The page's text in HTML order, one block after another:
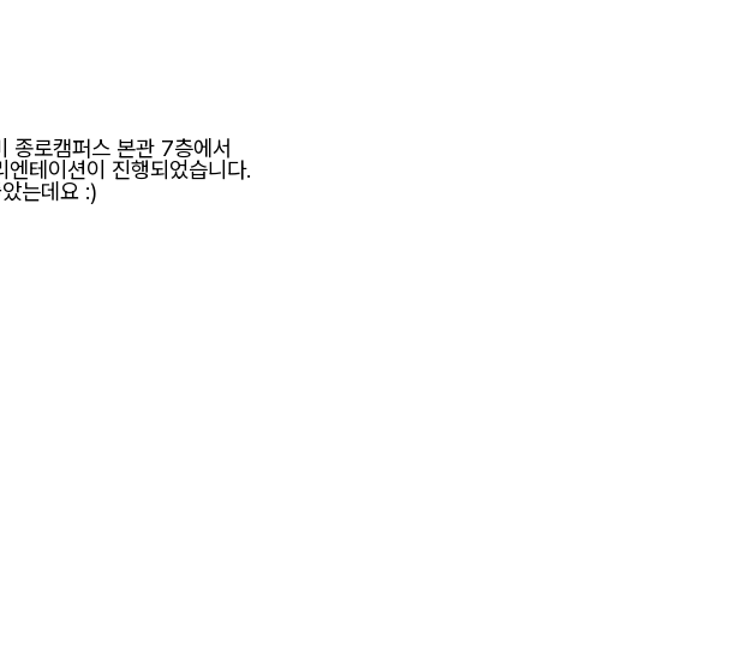
종로캠퍼스 본관 7층에서
엔테이션이 진행되었습니다.
는데요 :)